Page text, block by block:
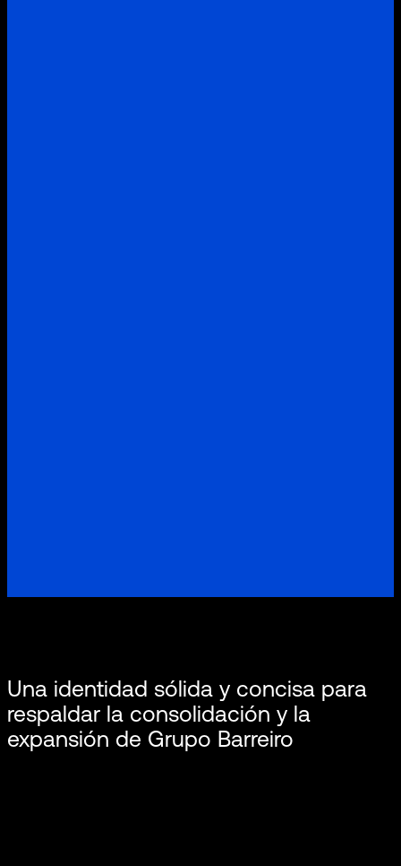
Una identidad sólida y concisa para
respaldar la consolidación y la
expansión de Grupo Barreiro